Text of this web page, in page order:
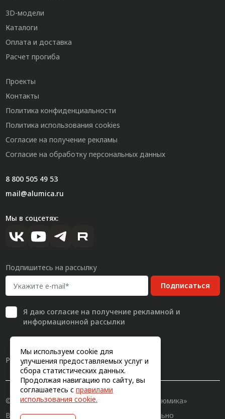
Мы используем cookie для
улучшения предоставляемых услуг и
сбора статистических данных.
Продолжая навигацию по сайту, вы
соглашаетесь с правилами
использования cookie.
3D-модели
Каталоги
Оплата и доставка
Расчет прогиба
Проекты
Контакты
Политика конфиденциальности
Политика использования cookies
Согласие на получение рекламы
Согласие на обработку персональных данных
8 800 505 49 53
mail@alumica.ru
Мы в соцсетях:
Подпишитесь на рассылку
Подписаться
Я даю согласиена получение рекламной и
информационной рассылки
Разработка сайта
© 2011-2026, Конструкционный профиль «Алюмика»
Вся информация на сайте имеет исключительно